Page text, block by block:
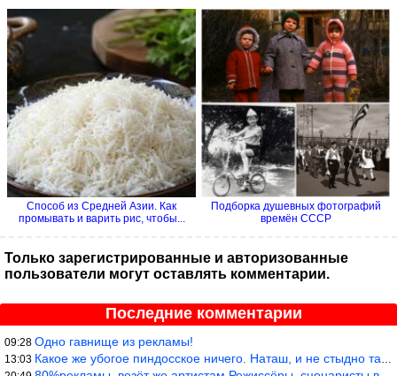
Способ из Средней Азии. Как
промывать и варить рис, чтобы...
Подборка душевных фотографий
времён СССР
Только зарегистрированные и авторизованные
пользователи могут оставлять комментарии.
Последние комментарии
09:28 Одно гавнище из рекламы!
13:03 Какое же убогое пиндосское ничего. Наташ, и не стыдно такую фигн